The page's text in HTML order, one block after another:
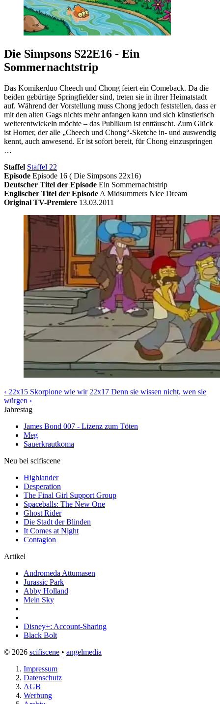
Die Simpsons S22E16 - Ein
Sommernachtstrip
Das Komikerduo Cheech und Chong feiert ein Comeback. Da die
beiden gebürtige Springfielder sind, treten sie in ihrer Heimatstadt
auf. Während der Vorstellung muss Chong jedoch feststellen, dass er
mit den alten Gags nichts mehr anfangen kann und sich künstlerisch
weiterentwickeln möchte – das Publikum ist enttäuscht. Zum Glück
ist Homer, der alle „Cheech und Chong“-Sketche in- und auswendig
kennt, auch anwesend. Er ist sofort bereit, für Chong einzuspringen
…
Staffel Staffel 22
Episode Episode 16 ( Die Simpsons 22x16)
Deutscher Titel der Episode Ein Sommernachtstrip
Englischer Titel der Episode A Midsummers Nice Dream
Original TV-Premiere 13.03.2011
‹ 22x15 Skorpione wie wir 22x17 Denn sie wissen nicht, wen sie
würgen ›
Jahrestag
James Bond 007 - Lizenz zum Töten
Meg
Sauerkrautkoma
Neu bei scifiscene
Highlander
Desperation
The Final Girl Support Group
Spaceballs: The New One
Ghost Rider
Die Stadt der Blinden
It Comes at Night
Contagion
Artikel
Andromeda Attumasen
Jurassic Park
Abby Holland
Mein Sky
Disney+: Account-Sharing
Black Bolt
© 2026 scifiscene • angelmedia
Impressum
Datenschutz
AGB
Werbung